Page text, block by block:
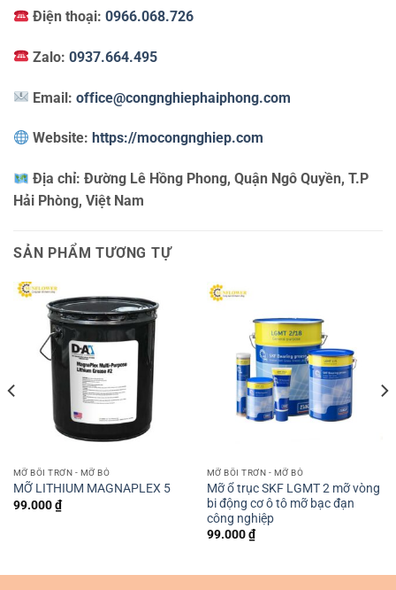
Điện thoại:0966.068.726
Zalo:0937.664.495
Email:office@congnghiephaiphong.com
Website: https://mocongnghiep.com
Địa chỉ:Đường Lê Hồng Phong, Quận Ngô Quyền, T.P
Hải Phòng, Việt Nam
SẢN PHẨM TƯƠNG TỰ
MỠ BÔI TRƠN - MỠ BÒ
MỠ LITHIUM MAGNAPLEX 5
99.000₫
MỠ BÔI TRƠN - MỠ BÒ
Mỡ ổ trục SKF LGMT 2 mỡ vòng
bi động cơ ô tô mỡ bạc đạn
công nghiệp
99.000₫